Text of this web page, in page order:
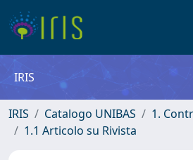
IRIS
IRIS Catalogo UNIBAS
1.
1.1 Articolo su Rivista